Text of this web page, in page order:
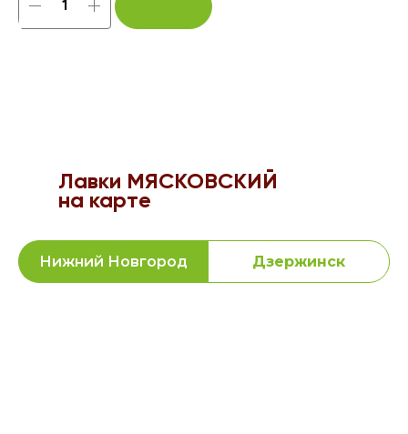
Лавки МЯСКОВСКИЙ
на карте
Нижний Новгород Дзержинск